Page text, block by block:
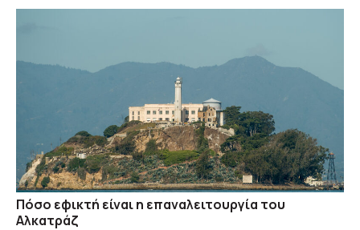
Πόσο εφικτή είναι η επαναλειτουργία του
Αλκατράζ